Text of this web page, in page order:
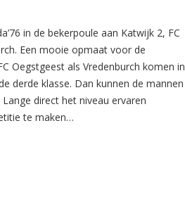
in de bekerpoule aan Katwijk 2, FC
Een mooie opmaat voor de
Oegstgeest als Vredenburch komen in
derde klasse. Dan kunnen de mannen
direct het niveau ervaren
te maken…